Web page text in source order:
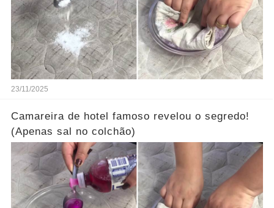
23/11/2025
Camareira de hotel famoso revelou o segredo!
(Apenas sal no colchão)